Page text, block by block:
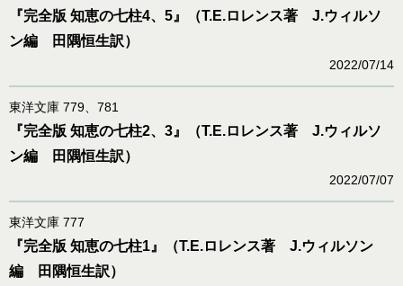
『完全版 知恵の七柱4、5』（T.E.ロレンス著 J.ウィルソ
ン編 田隅恒生訳）
2022/07/14
東洋文庫 779、781
『完全版 知恵の七柱2、3』（T.E.ロレンス著 J.ウィルソ
ン編 田隅恒生訳）
2022/07/07
東洋文庫 777
『完全版 知恵の七柱1』（T.E.ロレンス著 J.ウィルソン
編 田隅恒生訳）